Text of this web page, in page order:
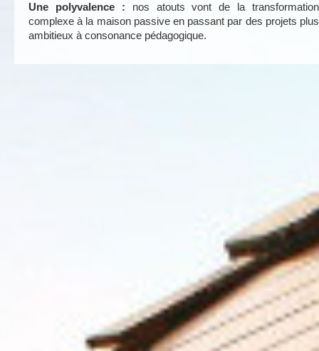
Une polyvalence : nos atouts vont de la transformation
complexe à la maison passive en passant par des projets plus
ambitieux à consonance pédagogique.